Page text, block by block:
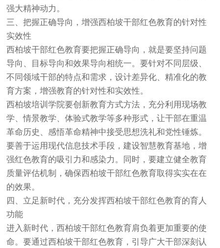
强大精神动力。
三、把握正确导向，增强西柏坡干部红色教育的针对性
实效性
西柏坡干部红色教育要把握正确导向，就是要坚持问题
导向、目标导向和效果导向相统一。要针对不同层级、
不同领域干部的特点和需求，设计差异化、精准化的教
育方案，增强教育的针对性和实效性。
西柏坡培训学院要创新教育方式方法，充分利用现场教
学、情景教学、体验式教学等多种形式，让干部在重温
革命历史、感悟革命精神中接受思想洗礼和党性锤炼。
要善于运用现代信息技术手段，建设智慧教育基地，增
强红色教育的吸引力和感染力。同时，要建立健全教育
质量评估机制，确保西柏坡干部红色教育取得实实在在
的效果。
四、立足新时代，充分发挥西柏坡干部红色教育的育人
功能
进入新时代，西柏坡干部红色教育肩负着更加重要的使
命。要通过西柏坡干部红色教育，引导广大干部深刻认